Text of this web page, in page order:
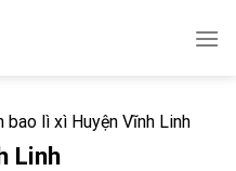
bao lì xì Huyện Vĩnh Linh
Linh